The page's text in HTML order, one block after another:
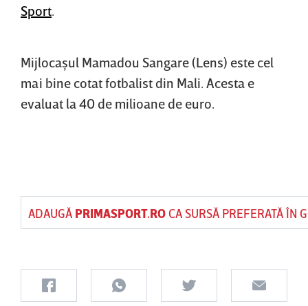
Sport.
Mijlocaşul Mamadou Sangare (Lens) este cel
mai bine cotat fotbalist din Mali. Acesta e
evaluat la 40 de milioane de euro.
ADAUGĂ PRIMASPORT.ROCA SURSĂ PREFERATĂ ÎN